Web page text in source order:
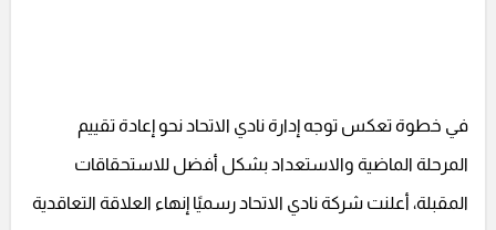
في خطوة تعكس توجه إدارة نادي الاتحاد نحو إعادة تقييم
المرحلة الماضية والاستعداد بشكل أفضل للاستحقاقات
المقبلة، أعلنت شركة نادي الاتحاد رسميًا إنهاء العلاقة التعاقدية